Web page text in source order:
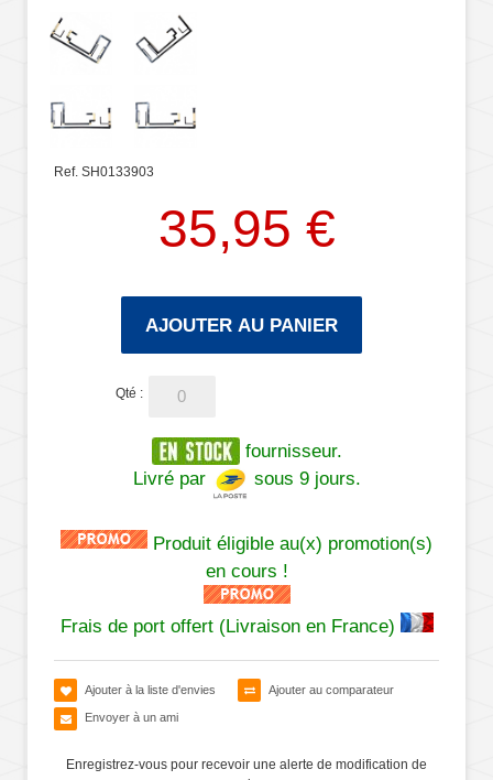
Ref. SH0133903
35,95 €
AJOUTER AU PANIER
Qté :
fournisseur.
Livré par
sous 9 jours.
Produit éligible au(x) promotion(s)
en cours !
Frais de port offert (Livraison en France)
Ajouter à la liste d'envies Ajouter au comparateur
Envoyer à un ami
Enregistrez-vous pour recevoir une alerte de modification de